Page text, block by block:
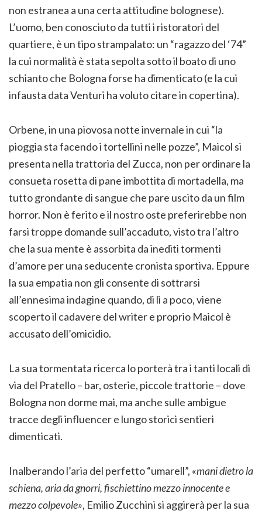
non estranea a una certa attitudine bolognese).
L’uomo, ben conosciuto da tutti i ristoratori del
quartiere, è un tipo strampalato: un “ragazzo del ‘74”
la cui normalità è stata sepolta sotto il boato di uno
schianto che Bologna forse ha dimenticato (e la cui
infausta data Venturi ha voluto citare in copertina).
Orbene, in una piovosa notte invernale in cui “la
pioggia sta facendo i tortellini nelle pozze”, Maicol si
presenta nella trattoria del Zucca, non per ordinare la
consueta rosetta di pane imbottita di mortadella, ma
tutto grondante di sangue che pare uscito da un film
horror. Non è ferito e il nostro oste preferirebbe non
farsi troppe domande sull’accaduto, visto tra l’altro
che la sua mente è assorbita da inediti tormenti
d’amore per una seducente cronista sportiva. Eppure
la sua empatia non gli consente di sottrarsi
all’ennesima indagine quando, di lì a poco, viene
scoperto il cadavere del writer e proprio Maicol è
accusato dell’omicidio.
La sua tormentata ricerca lo porterà tra i tanti locali di
via del Pratello – bar, osterie, piccole trattorie – dove
Bologna non dorme mai, ma anche sulle ambigue
tracce degli influencer e lungo storici sentieri
dimenticati.
Inalberando l’aria del perfetto “umarell”, «mani dietro la
schiena, aria da gnorri, fischiettino mezzo innocente e
mezzo colpevole», Emilio Zucchini si aggirerà per la sua